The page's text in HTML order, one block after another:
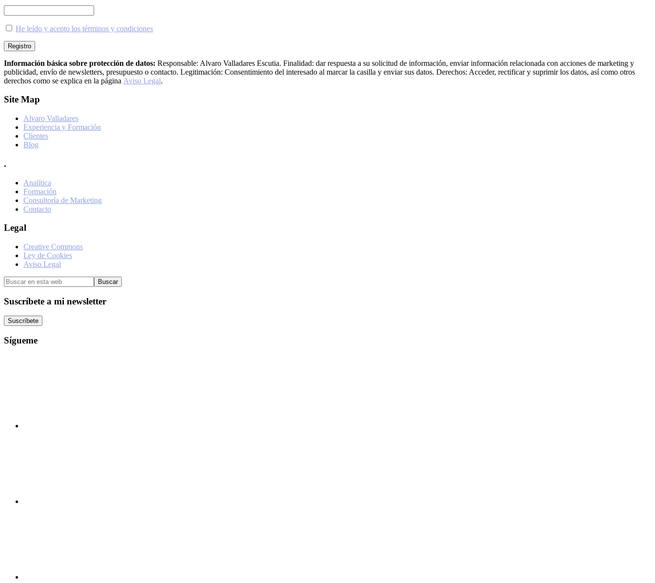
He leído y acepto los términos y condiciones
Información básica sobre protección de datos: Responsable: Alvaro Valladares Escutia. Finalidad: dar respuesta a su solicitud de información, enviar información relacionada con acciones de marketing y
publicidad, envío de newsletters, presupuesto o contacto. Legitimación: Consentimiento del interesado al marcar la casilla y enviar sus datos. Derechos: Acceder, rectificar y suprimir los datos, así como otros
derechos como se explica en la página Aviso Legal.
Footer
Site Map
Alvaro Valladares
Experiencia y Formación
Clientes
Blog
.
Analítica
Formación
Consultoría de Marketing
Contacto
Legal
Creative Commons
Ley de Cookies
Aviso Legal
Buscar
en
esta
web
Suscríbete a mi newsletter
Suscríbete
Sígueme